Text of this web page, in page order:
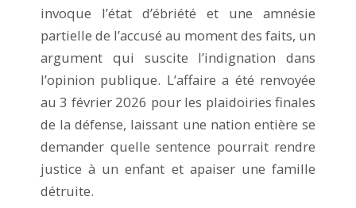
invoque l’état d’ébriété et une amnésie
partielle de l’accusé au moment des faits, un
argument qui suscite l’indignation dans
l’opinion publique. L’affaire a été renvoyée
au 3 février 2026 pour les plaidoiries finales
de la défense, laissant une nation entière se
demander quelle sentence pourrait rendre
justice à un enfant et apaiser une famille
détruite.